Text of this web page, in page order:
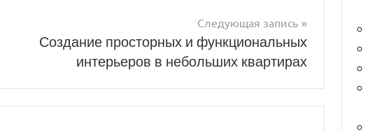
Следующая запись
Создание просторных и функциональных
интерьеров в небольших квартирах